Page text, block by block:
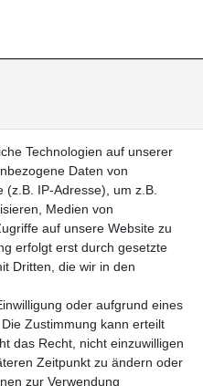
Technologien auf unserer
Daten von
IP-Adresse), um z.B.
Medien von
auf unsere Website zu
erfolgt erst durch gesetzte
Dritten, die wir in den
oder aufgrund eines
Zustimmung kann erteilt
das Recht, nicht einzuwilligen
Zeitpunkt zu ändern oder
zur Verwendung